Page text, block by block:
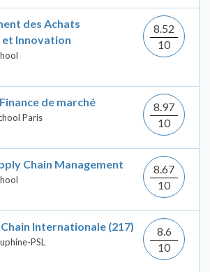
des Achats
Innovation
8.52
10
de marché
Paris
8.97
10
Chain Management
8.67
10
Internationale (217)
PSL
8.6
10